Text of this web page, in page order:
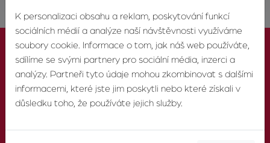
KONTAKTUJTE NÁS
K personalizaci obsahu a reklam, poskytování funkcí
sociálních médií a analýze naší návštěvnosti využíváme
soubory cookie. Informace o tom, jak náš web používáte,
sdílíme se svými partnery pro sociální média, inzerci a
analýzy. Partneři tyto údaje mohou zkombinovat s dalšími
informacemi, které jste jim poskytli nebo které získali v
důsledku toho, že používáte jejich služby.